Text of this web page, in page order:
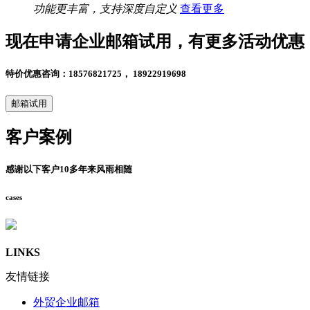
功能更丰富，支持深度自定义 查看更多
现在申请企业邮箱试用，有更多活动优惠
特价优惠咨询：18576821725， 18922919698
邮箱试用
客户案例
感谢以下客户10多年来风雨相随
cases
LINKS
友情链接
外贸企业邮箱